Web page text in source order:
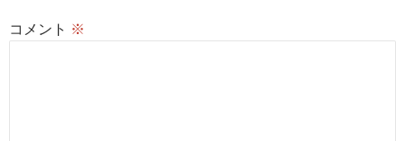
コメント ※